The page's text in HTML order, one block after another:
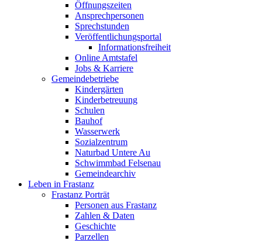
Öffnungszeiten
Ansprechpersonen
Sprechstunden
Veröffentlichungsportal
Informationsfreiheit
Online Amtstafel
Jobs & Karriere
Gemeindebetriebe
Kindergärten
Kinderbetreuung
Schulen
Bauhof
Wasserwerk
Sozialzentrum
Naturbad Untere Au
Schwimmbad Felsenau
Gemeindearchiv
Leben in Frastanz
Frastanz Porträt
Personen aus Frastanz
Zahlen & Daten
Geschichte
Parzellen